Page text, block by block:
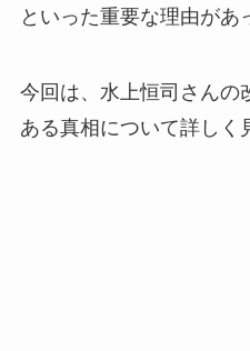
といった重要な理由があ
今回は、水上恒司さんの
ある真相について詳しく